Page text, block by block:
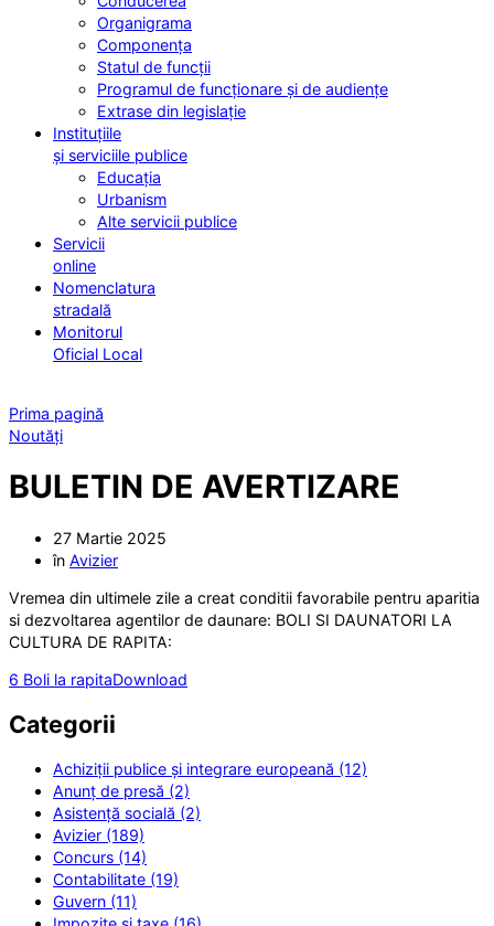
Organigrama
Componența
Statul de funcții
Programul de funcționare și de audiențe
Extrase din legislație
Instituțiile
și serviciile publice
Educația
Urbanism
Alte servicii publice
Servicii
online
Nomenclatura
stradală
Monitorul
Oficial Local
Prima pagină
Noutăți
BULETIN DE AVERTIZARE
27 Martie 2025
în Avizier
Vremea din ultimele zile a creat conditii favorabile pentru aparitia
si dezvoltarea agentilor de daunare: BOLI SI DAUNATORI LA
CULTURA DE RAPITA:
6 Boli la rapitaDownload
Categorii
Achiziții publice și integrare europeană (12)
Anunț de presă (2)
Asistență socială (2)
Avizier (189)
Concurs (14)
Contabilitate (19)
Guvern (11)